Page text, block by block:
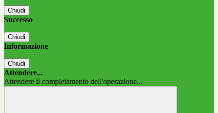
Chiudi
Successo
Chiudi
Informazione
Chiudi
Attendere...
Attendere il completamento dell'operazione...